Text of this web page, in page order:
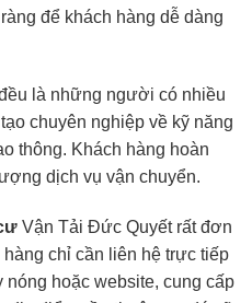
để khách hàng dễ dàng
là những người có nhiều
chuyên nghiệp về kỹ năng
thông. Khách hàng hoàn
dịch vụ vận chuyển.
Vận Tải Đức Quyết rất đơn
chỉ cần liên hệ trực tiếp
hoặc website, cung cấp